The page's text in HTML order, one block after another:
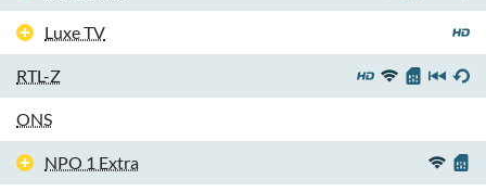
Luxe TV
RTL-Z
ONS
NPO 1 Extra